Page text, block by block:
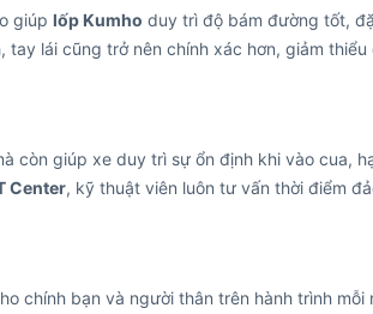
giúp lốp Kumho duy trì độ bám đường tốt,
lái cũng trở nên chính xác hơn, giảm
còn giúp xe duy trì sự ổn định khi vào cua,
Center, kỹ thuật viên luôn tư vấn thời điểm
chính bạn và người thân trên hành trình mỗi